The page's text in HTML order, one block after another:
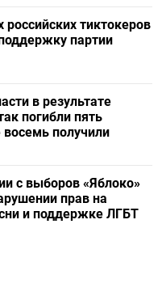
тиктокеров
партии
в результате
погибли пять
получили
с выборов «Яблоко»
прав на
и поддержке ЛГБТ